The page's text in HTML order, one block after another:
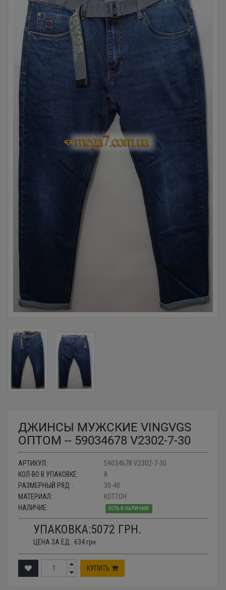
ДЖИНСЫ МУЖСКИЕ VINGVGS
ОПТОМ -- 59034678 V2302-7-30
АРТИКУЛ:
59034678 V2302-7-30
КОЛ-ВО В УПАКОВКЕ:
8
РАЗМЕРНЫЙ РЯД: :
30-40
МАТЕРИАЛ:
КОТТОН
НАЛИЧИЕ:
ЕСТЬ В НАЛИЧИИ
УПАКОВКА:5072 ГРН.
ЦЕНА ЗА ЕД.: 634 грн.
КУПИТЬ